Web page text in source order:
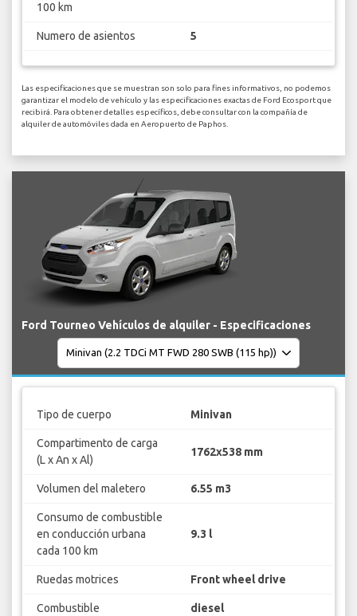
100 km
Numero de asientos 5
Las especificaciones que se muestran son solo para fines informativos, no podemos
garantizar el modelo de vehículo y las especificaciones exactas de Ford Ecosport que
recibirá. Para obtener detalles específicos, debe consultar con la compañía de
alquiler de automóviles dada en Aeropuerto de Paphos.
Ford Tourneo Vehículos de alquiler - Especificaciones
Tipo de cuerpo Minivan
Compartimento de carga
(L x An x Al)
1762x538 mm
Volumen del maletero 6.55 m3
Consumo de combustible
en conducción urbana
cada 100 km
9.3 l
Ruedas motrices Front wheel drive
Combustible diesel